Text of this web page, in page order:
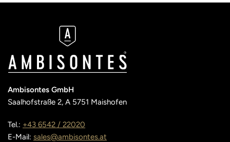
Ambisontes GmbH
Saalhofstraße 2, A 5751 Maishofen
Tel.: +43 6542 / 22020
E-Mail:sales@ambisontes.at